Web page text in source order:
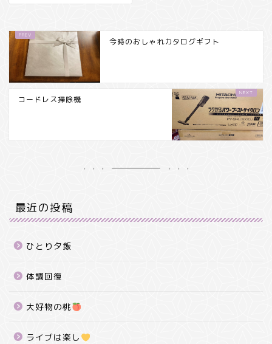
今時のおしゃれカタログギフト
コードレス掃除機
最近の投稿
ひとり夕飯
体調回復
大好物の桃
ライブは楽し